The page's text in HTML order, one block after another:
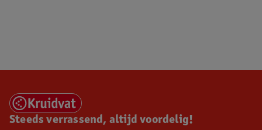
Steeds verrassend, altijd voordelig!